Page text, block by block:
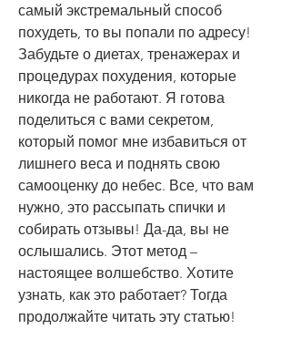
самый экстремальный способ
похудеть, то вы попали по адресу!
Забудьте о диетах, тренажерах и
процедурах похудения, которые
никогда не работают. Я готова
поделиться с вами секретом,
который помог мне избавиться от
лишнего веса и поднять свою
самооценку до небес. Все, что вам
нужно, это рассыпать спички и
собирать отзывы! Да-да, вы не
ослышались. Этот метод –
настоящее волшебство. Хотите
узнать, как это работает? Тогда
продолжайте читать эту статью!